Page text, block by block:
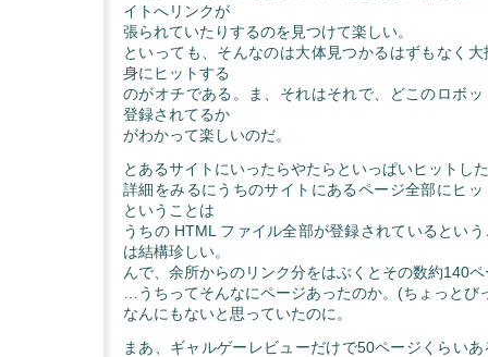
イトへリンクが
張られていたりするのを見つけて楽しい。
といっても、そんなのは大体見つかるはずもなく
身にヒットする
のがオチである。ま、それはそれで、どこのロボ
登録されてるか
がわかって楽しいのだ。
とあるサイトにいったらやたらといっぱいヒットし
詳細をみるにうちのサイトにあるページ全部にヒ
ということは
うちの HTML ファイル全部が登録されているとい
は結構珍しい。
んで、余所からのリンク分をはぶくとその数約140
…うちってそんなにページあったのか。(ちょっとび
なんにもないと思っていたのに。
まあ、ギャルゲーレビューだけで50ページくらい